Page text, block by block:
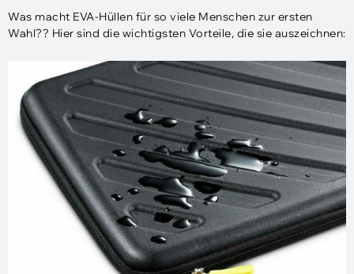
Was macht EVA-Hüllen für so viele Menschen zur ersten
Wahl?? Hier sind die wichtigsten Vorteile, die sie auszeichnen: